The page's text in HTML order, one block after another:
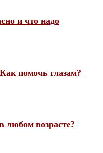
и что надо
помочь глазам?
любом возрасте?